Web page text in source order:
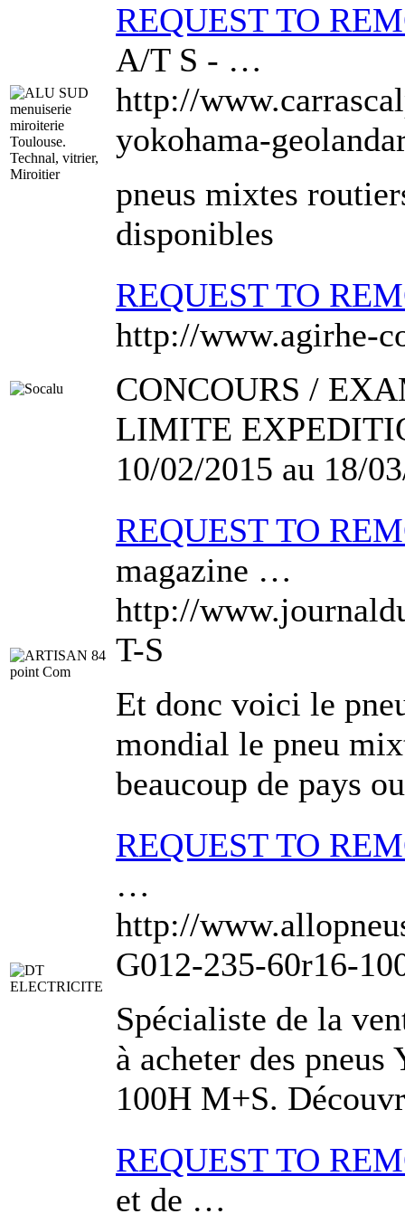
REQUEST TO
A/T S - …
http://
yokohama-
pneus mixtes
disponibles
REQUEST TO
http://www.agirhe-
CONCOURS /
LIMITE
10/02/2015 au 18/
REQUEST TO
magazine …
http://
T-S
Et donc voici le
mondial le pneu
beaucoup de pays
REQUEST TO
…
http://
G012-235-60r16-
Spécialiste de la
à acheter des
100H M+S.
REQUEST TO
et de …